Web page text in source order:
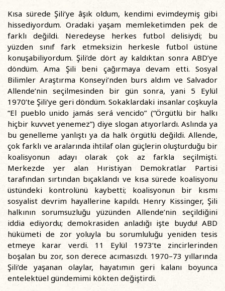
Kısa sürede Şili’ye âşık oldum, kendimi evimdeymiş gibi
hissediyordum. Oradaki yaşam memleketimden pek de
farklı değildi. Neredeyse herkes futbol delisiydi; bu
yüzden sınıf fark etmeksizin herkesle futbol üstüne
konuşabiliyordum. Şili’de dört ay kaldıktan sonra ABD’ye
döndüm. Ama Şili beni çağırmaya devam etti. Sosyal
Bilimler Araştırma Konseyi’nden burs aldım ve Salvador
Allende’nin seçilmesinden bir gün sonra, yani 5 Eylül
1970’te Şili’ye geri döndüm. Sokaklardaki insanlar coşkuyla
“El pueblo unido jamás será vencido” (“Örgütlü bir halkı
hiçbir kuvvet yenemez”) diye slogan atıyorlardı. Aslında ya
bu genelleme yanlıştı ya da halk örgütlü değildi. Allende,
çok farklı ve aralarında ihtilaf olan güçlerin oluşturduğu bir
koalisyonun adayı olarak çok az farkla seçilmişti.
Merkezde yer alan Hıristiyan Demokratlar Partisi
tarafından sırtından bıçaklandı ve kısa sürede koalisyonu
üstündeki kontrolünü kaybetti; koalisyonun bir kısmı
sosyalist devrim hayallerine kapıldı. Henry Kissinger, Şili
halkının sorumsuzluğu yüzünden Allende’nin seçildiğini
iddia ediyordu; demokrasiden anladığı işte buydu! ABD
hükümeti de zor yoluyla bu sorumluluğu yeniden tesis
etmeye karar verdi. 11 Eylül 1973’te zincirlerinden
boşalan bu zor, son derece acımasızdı. 1970–73 yıllarında
Şili’de yaşanan olaylar, hayatımın geri kalanı boyunca
entelektüel gündemimi kökten değiştirdi.